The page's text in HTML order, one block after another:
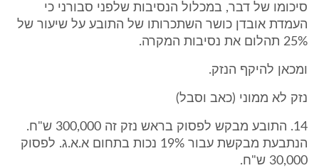
סיכומו של דבר, במכלול הנסיבות שלפני סבורני כי
העמדת אובדן כושר השתכרותו של התובע על שיעור של
25% תהלום את נסיבות המקרה.
ומכאן להיקף הנזק.
נזק לא ממוני (כאב וסבל)
14. התובע מבקש לפסוק בראש נזק זה 300,000 ש"ח.
הנתבעת מבקשת עבור 19% נכות בתחום א.א.ג. לפסוק
30,000 ש"ח.